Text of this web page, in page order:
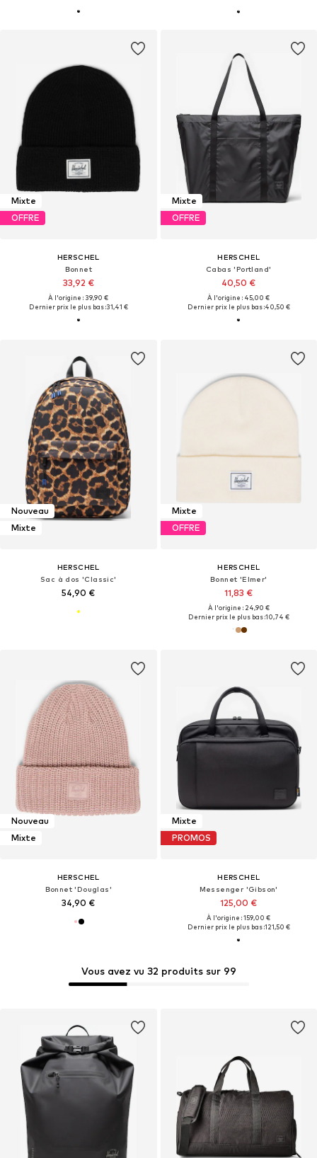
Mixte
OFFRE
HERSCHEL
Bonnet
33,92 €
À l'origine : 39,90 €
Dernier prix le plus bas :31,41 €
Mixte
OFFRE
HERSCHEL
Cabas 'Portland'
40,50 €
À l'origine : 45,00 €
Dernier prix le plus bas :40,50 €
Vous avez vu 32 produits sur 99
Nouveau
Mixte
HERSCHEL
Sac à dos 'Classic'
54,90 €
Mixte
OFFRE
HERSCHEL
Bonnet 'Elmer'
11,83 €
À l'origine : 24,90 €
Dernier prix le plus bas :10,74 €
Nouveau
Mixte
HERSCHEL
Bonnet 'Douglas'
34,90 €
Mixte
PROMOS
HERSCHEL
Messenger 'Gibson'
125,00 €
À l'origine : 159,00 €
Dernier prix le plus bas :121,50 €